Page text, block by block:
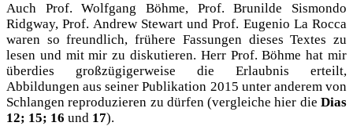
Auch Prof. Wolfgang Böhme, Prof. Brunilde Sismondo
Ridgway, Prof. Andrew Stewart und Prof. Eugenio La Rocca
waren so freundlich, frühere Fassungen dieses Textes zu
lesen und mit mir zu diskutieren. Herr Prof. Böhme hat mir
überdies großzügigerweise die Erlaubnis erteilt,
Abbildungen aus seiner Publikation 2015 unter anderem von
Schlangen reproduzieren zu dürfen (vergleiche hier die Dias
12; 15; 16 und 17).